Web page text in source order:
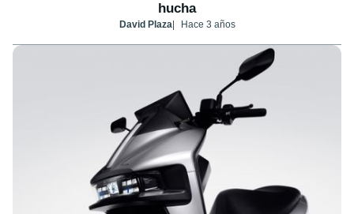
hucha
David Plaza Hace 3 años